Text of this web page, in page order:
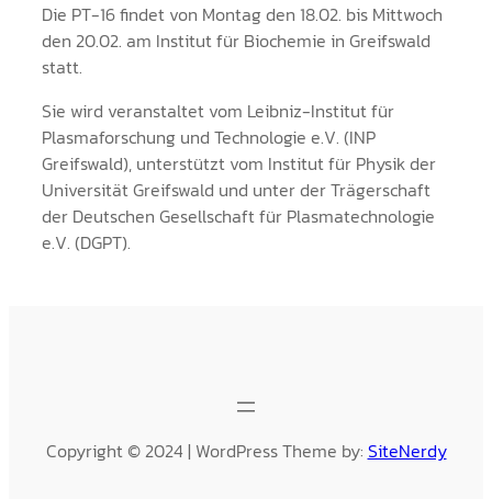
Die PT-16 findet von Montag den 18.02. bis Mittwoch
den 20.02. am Institut für Biochemie in Greifswald
statt.
Sie wird veranstaltet vom Leibniz-Institut für
Plasmaforschung und Technologie e.V. (INP
Greifswald), unterstützt vom Institut für Physik der
Universität Greifswald und unter der Trägerschaft
der Deutschen Gesellschaft für Plasmatechnologie
e.V. (DGPT).
Copyright © 2024 | WordPress Theme by: SiteNerdy